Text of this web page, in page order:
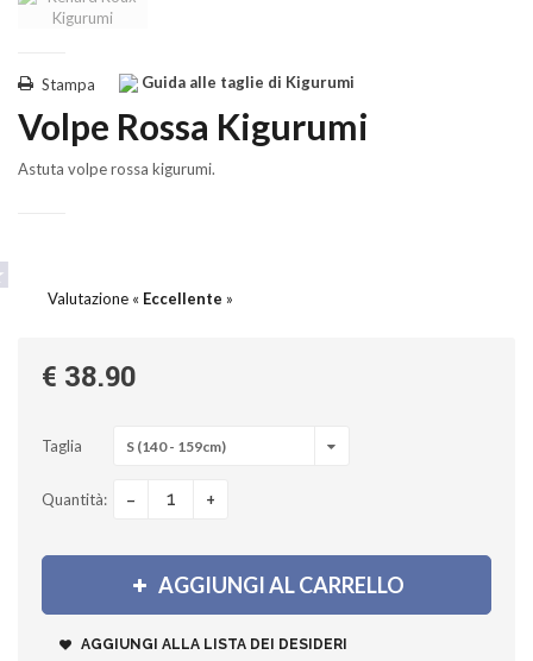
Guida alle taglie di Kigurumi
Stampa
Volpe Rossa Kigurumi
Astuta volpe rossa kigurumi.
Valutazione « Eccellente »
€ 38.90
Taglia S (140 - 159cm)
Quantità: - +
AGGIUNGI AL CARRELLO
AGGIUNGI ALLA LISTA DEI DESIDERI